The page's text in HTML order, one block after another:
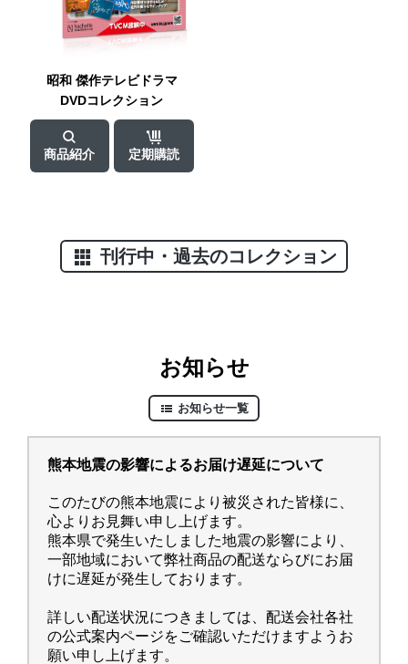
昭和 傑作テレビドラマ
DVDコレクション
商品紹介 定期購読
刊行中・過去のコレクション
お知らせ
お知らせ一覧
熊本地震の影響によるお届け遅延について
このたびの熊本地震により被災された皆様に、
心よりお見舞い申し上げます。
熊本県で発生いたしました地震の影響により、
一部地域において弊社商品の配送ならびにお届
けに遅延が発生しております。
詳しい配送状況につきましては、配送会社各社
の公式案内ページをご確認いただけますようお
願い申し上げます。